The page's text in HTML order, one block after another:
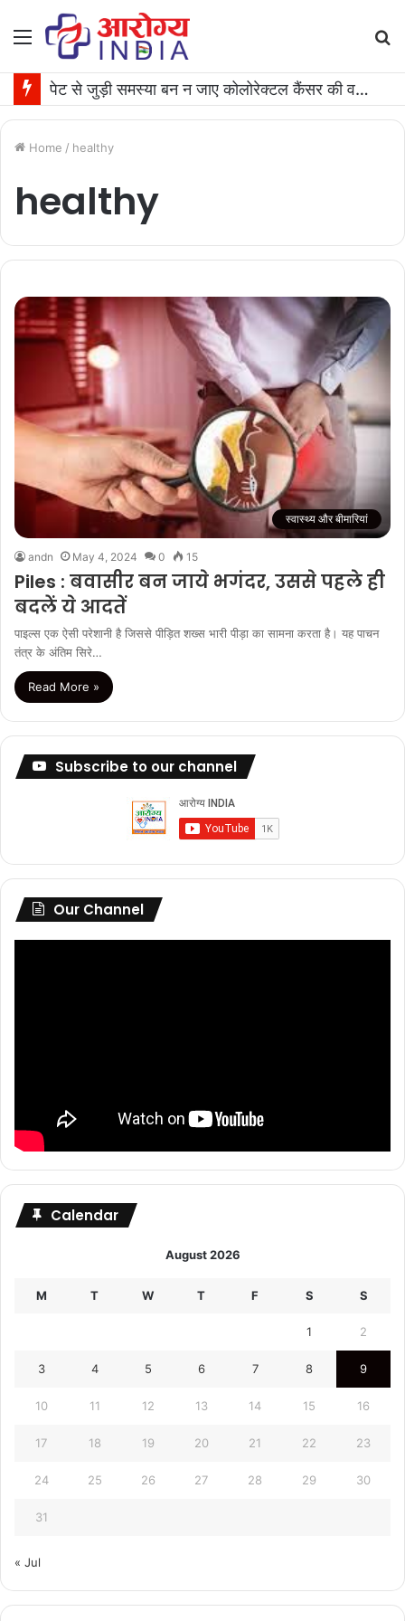
Menu
पेट से जुड़ी समस्या बन न जाए कोलोरेक्टल कैंसर की वजह, जान लीजिए टेस्ट कराने का समय
Home / healthy
healthy
स्वास्थ्य और बीमारियां
andn May 4, 2024 0 15
Piles : बवासीर बन जाये भगंदर, उससे पहले ही
बदलें ये आदतें
पाइल्स एक ऐसी परेशानी है जिससे पीड़ित शख्स भारी पीड़ा का सामना करता है। यह पाचन
तंत्र के अंतिम सिरे…
Read More »
Subscribe to our channel
Our Channel
Calendar
August 2026
M T W T F S S
1 2
3 4 5 6 7 8 9
10 11 12 13 14 15 16
17 18 19 20 21 22 23
24 25 26 27 28 29 30
31
« Jul